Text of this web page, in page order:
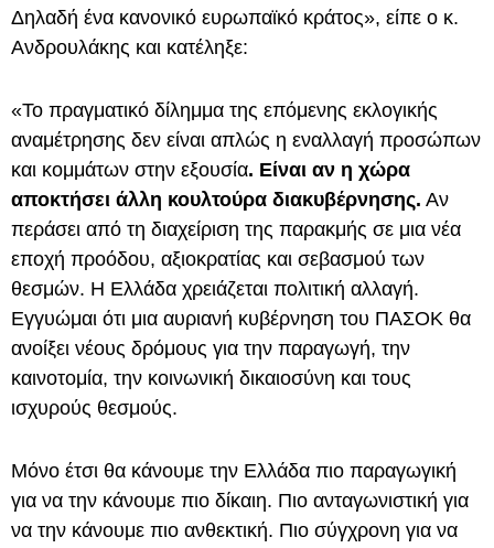
Δηλαδή ένα κανονικό ευρωπαϊκό κράτος», είπε ο κ.
Ανδρουλάκης και κατέληξε:
«Το πραγματικό δίλημμα της επόμενης εκλογικής
αναμέτρησης δεν είναι απλώς η εναλλαγή προσώπων
και κομμάτων στην εξουσία. Είναι αν η χώρα
αποκτήσει άλλη κουλτούρα διακυβέρνησης. Αν
περάσει από τη διαχείριση της παρακμής σε μια νέα
εποχή προόδου, αξιοκρατίας και σεβασμού των
θεσμών. Η Ελλάδα χρειάζεται πολιτική αλλαγή.
Εγγυώμαι ότι μια αυριανή κυβέρνηση του ΠΑΣΟΚ θα
ανοίξει νέους δρόμους για την παραγωγή, την
καινοτομία, την κοινωνική δικαιοσύνη και τους
ισχυρούς θεσμούς.
Μόνο έτσι θα κάνουμε την Ελλάδα πιο παραγωγική
για να την κάνουμε πιο δίκαιη. Πιο ανταγωνιστική για
να την κάνουμε πιο ανθεκτική. Πιο σύγχρονη για να